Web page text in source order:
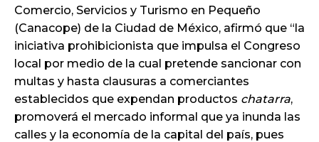
Comercio, Servicios y Turismo en Pequeño
(Canacope) de la Ciudad de México, afirmó que “la
iniciativa prohibicionista que impulsa el Congreso
local por medio de la cual pretende sancionar con
multas y hasta clausuras a comerciantes
establecidos que expendan productos chatarra,
promoverá el mercado informal que ya inunda las
calles y la economía de la capital del país, pues